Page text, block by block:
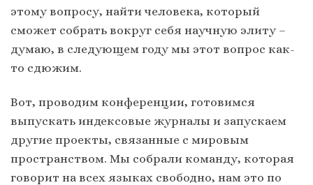
этому вопросу, найти человека, который
сможет собрать вокруг себя научную элиту –
думаю, в следующем году мы этот вопрос как-
то сдюжим.
Вот, проводим конференции, готовимся
выпускать индексовые журналы и запускаем
другие проекты, связанные с мировым
пространством. Мы собрали команду, которая
говорит на всех языках свободно, нам это по